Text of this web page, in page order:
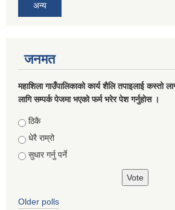
अन्य
जनमत
महाशिला गाउँपालिकाको कार्य शैलि तपाइलाई कस्तो
लागि सम्पर्क पेजमा भएको फर्म भरेर पेश गर्नुहोस ।
Choices
ठिकै
धेरै राम्रो
सुधार गर्नु पर्ने
Older polls